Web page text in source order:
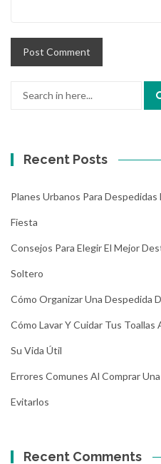
Recent Posts
Planes Urbanos Para
Fiesta
Consejos Para Elegir El Mejor
Soltero
Cómo Organizar Una Despedida
Cómo Lavar Y Cuidar Tus
Su Vida Útil
Errores Comunes Al Comprar
Evitarlos
Recent Comments